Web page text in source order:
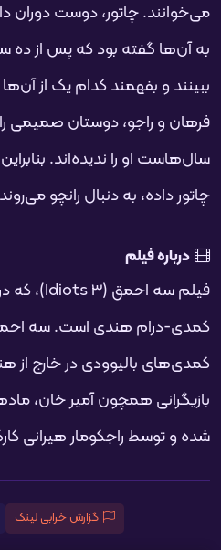
می‌خوانند. چاتور، دوست
به آن‌ها گفته بود که پس از ده
ببینند و بفهمند کدام یک از
فرهان و راجو، دوستان صمیمی
سال‌هاست او را ندیده‌اند.
چاتور داده، به دنبال رانچو
درباره فیلم
کمدی-درام هندی است. سه
بازیگرانی همچون آمیر خان،
شده و توسط راجکومار هیرانی
گزارش خرابی لینک